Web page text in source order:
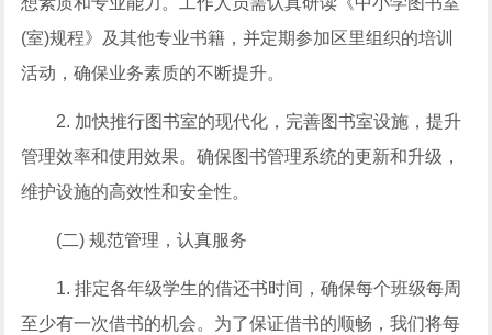
(室)规程》及其他专业书籍，并定期参加区里组织的培训
活动，确保业务素质的不断提升。
2. 加快推行图书室的现代化，完善图书室设施，提升
管理效率和使用效果。确保图书管理系统的更新和升级，
维护设施的高效性和安全性。
(二) 规范管理，认真服务
1. 排定各年级学生的借还书时间，确保每个班级每周
至少有一次借书的机会。为了保证借书的顺畅，我们将每